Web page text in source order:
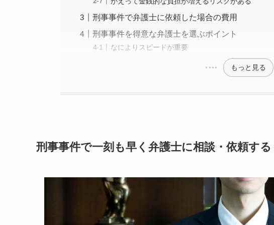
刑事事件で弁護士に依頼した場合の費用
刑事事件を得意な弁護士を選ぶポイント
なによりスピードが重要
もっと見る
刑事事件で一刻も早く弁護士に相談・依頼す